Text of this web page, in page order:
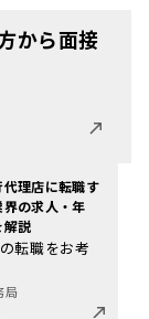
から面接
理店に転職す
の求人・年
解説
転職をお考
局